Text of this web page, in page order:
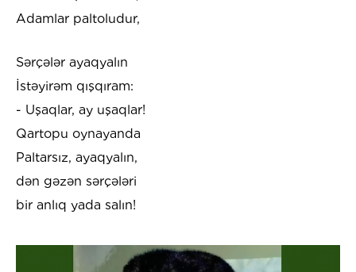
Adamlar paltoludur,
Sərçələr ayaqyalın
İstəyirəm qışqıram:
- Uşaqlar, ay uşaqlar!
Qartopu oynayanda
Paltarsız, ayaqyalın,
dən gəzən sərçələri
bir anlıq yada salın!